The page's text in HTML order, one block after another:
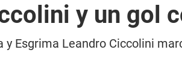
y un gol
y Esgrima Leandro Ciccolini